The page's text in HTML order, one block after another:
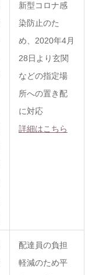
新型コロナ感
染防止のた
め、2020年4月
28日より玄関
などの指定場
所への置き配
に対応
詳細はこちら
配達員の負担
軽減のため平